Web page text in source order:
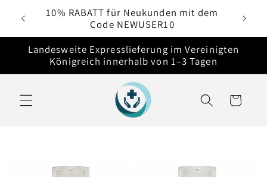
zum
Inhalt
10% RABATT für Neukunden mit dem
Code NEWUSER10
Landesweite Expresslieferung im Vereinigten
Königreich innerhalb von 1–3 Tagen
Warenkorb